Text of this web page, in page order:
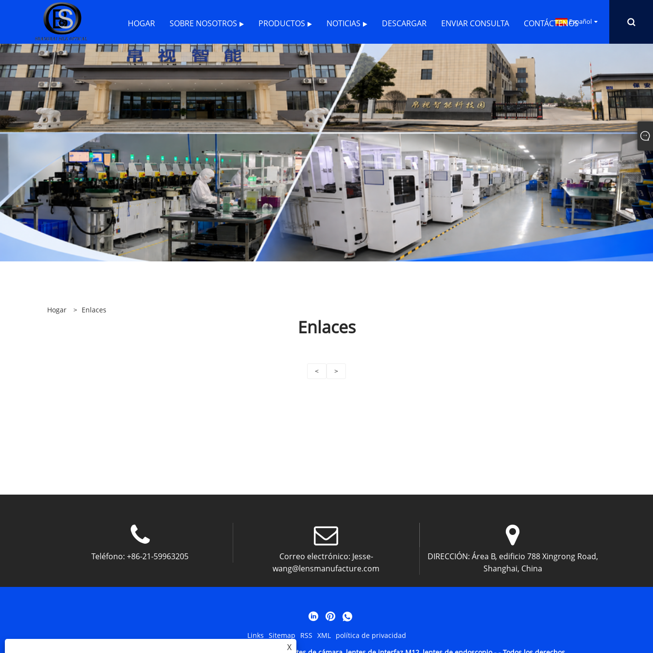
HOGAR SOBRE NOSOTROS PRODUCTOS NOTICIAS DESCARGAR ENVIAR CONSULTA CONTÁCTENOSEspañol
Hogar > Enlaces
Enlaces
< >
Teléfono: +86-21-59963205 Correo electrónico: Jesse-
wang@lensmanufacture.com
DIRECCIÓN: Área B, edificio 788 Xingrong Road,
Shanghai, China
Links Sitemap RSS XML
política de privacidad
X